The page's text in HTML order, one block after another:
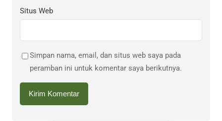
Situs Web
Simpan nama, email, dan situs web saya pada
peramban ini untuk komentar saya berikutnya.